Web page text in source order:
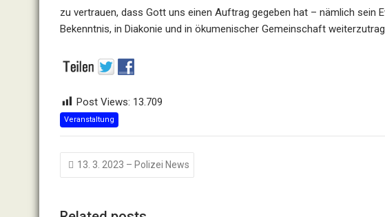
zu vertrauen, dass Gott uns einen Auftrag gegeben hat – nämlich sein
Bekenntnis, in Diakonie und in ökumenischer Gemeinschaft
Post Views: 13.709
Veranstaltung
Beitragsnavigation
13. 3. 2023 – Polizei News